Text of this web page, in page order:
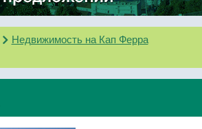
Недвижимость на Кап Ферра